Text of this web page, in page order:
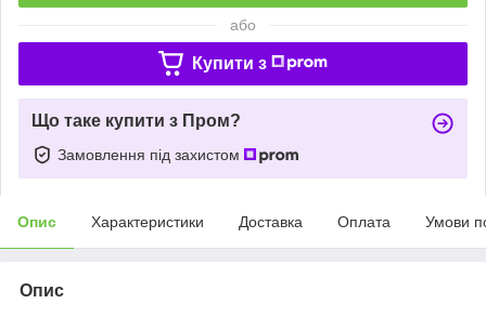
або
Купити з
Що таке купити з Пром?
Замовлення під захистом
Опис Характеристики Доставка Оплата Умови
Опис